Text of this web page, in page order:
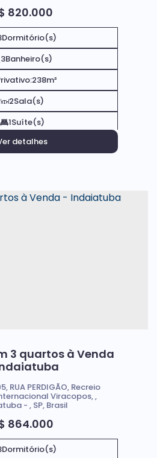
820.000
Dormitório(s)
3Banheiro(s)
238m²
2Sala(s)
1Suíte(s)
detalhes
3 quartos à Venda
864.000
, RUA PERDIGÃO, Recreio
Viracopos ,
, SP, Brasil
Dormitório(s)